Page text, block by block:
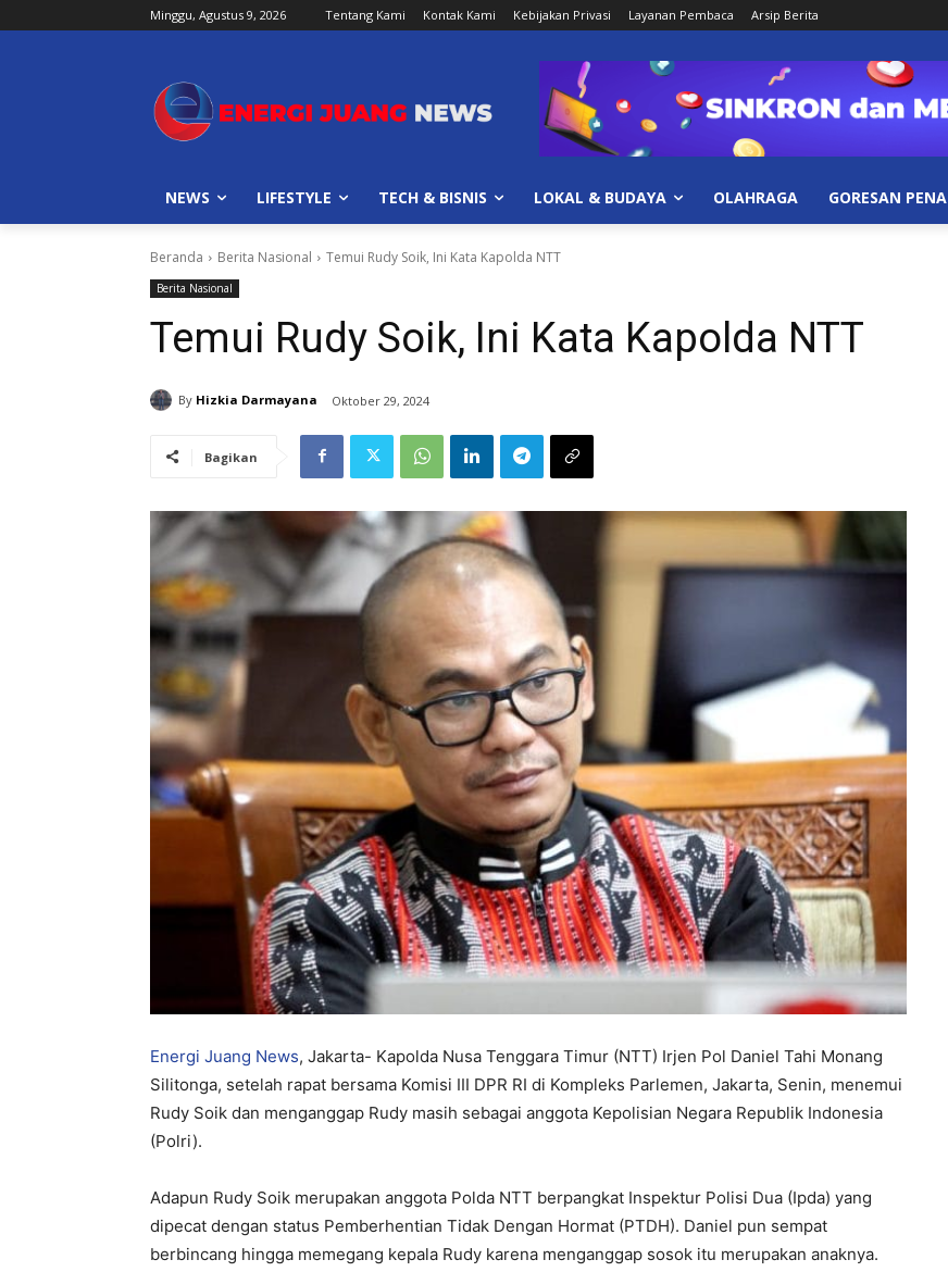
Minggu, Agustus 9, 2026 Tentang Kami Kontak Kami Kebijakan Privasi Layanan Pembaca Arsip Berita
NEWS LIFESTYLE TECH & BISNIS LOKAL & BUDAYA OLAHRAGA GORESAN PENA
Beranda Berita Nasional Temui Rudy Soik, Ini Kata Kapolda NTT
Berita Nasional
Temui Rudy Soik, Ini Kata Kapolda NTT
By Hizkia Darmayana Oktober 29, 2024
Bagikan
Energi Juang News, Jakarta- Kapolda Nusa Tenggara Timur (NTT) Irjen Pol Daniel Tahi Monang
Silitonga, setelah rapat bersama Komisi III DPR RI di Kompleks Parlemen, Jakarta, Senin, menemui
Rudy Soik dan menganggap Rudy masih sebagai anggota Kepolisian Negara Republik Indonesia
(Polri).
Adapun Rudy Soik merupakan anggota Polda NTT berpangkat Inspektur Polisi Dua (Ipda) yang
dipecat dengan status Pemberhentian Tidak Dengan Hormat (PTDH). Daniel pun sempat
berbincang hingga memegang kepala Rudy karena menganggap sosok itu merupakan anaknya.